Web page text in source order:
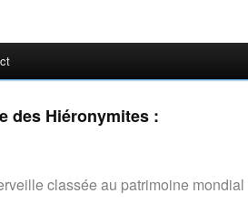
des Hiéronymites :
classée au patrimoine